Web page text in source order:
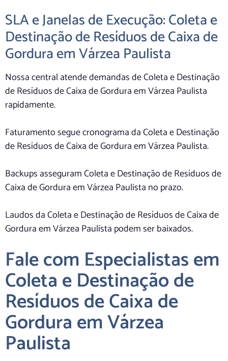
SLA e Janelas de Execução: Coleta e
Destinação de Resíduos de Caixa de
Gordura em Várzea Paulista
Nossa central atende demandas de Coleta e Destinação
de Resíduos de Caixa de Gordura em Várzea Paulista
rapidamente.
Faturamento segue cronograma da Coleta e Destinação
de Resíduos de Caixa de Gordura em Várzea Paulista.
Backups asseguram Coleta e Destinação de Resíduos de
Caixa de Gordura em Várzea Paulista no prazo.
Laudos da Coleta e Destinação de Resíduos de Caixa de
Gordura em Várzea Paulista podem ser baixados.
Fale com Especialistas em
Coleta e Destinação de
Resíduos de Caixa de
Gordura em Várzea
Paulista